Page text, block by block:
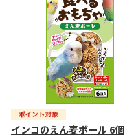
インコのえん麦ボール 6個